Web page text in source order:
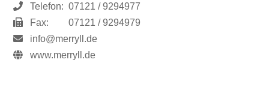
Telefon: 07121 / 9294977
Fax:
07121 / 9294979
info@merryll.de
www.merryll.de